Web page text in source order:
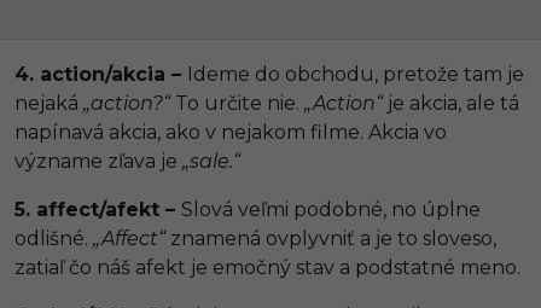
4. action/akcia – Ideme do obchodu, pretože tam je
nejaká „action?“To určite nie. „Action“je akcia, ale tá
napínavá akcia, ako v nejakom filme. Akcia vo
význame zľava je „sale.“
5. affect/afekt – Slová veľmi podobné, no úplne
odlišné. „Affect“znamená ovplyvniť a je to sloveso,
zatiaľ čo náš afekt je emočný stav a podstatné meno.